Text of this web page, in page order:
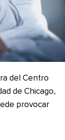
del Centro
de Chicago,
provocar